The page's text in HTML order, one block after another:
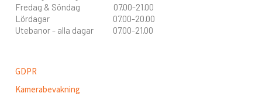
Fredag & Söndag 07.00-21.00
Lördagar 07.00-20.00
Utebanor - alla dagar 07.00-21.00
GDPR
Kamerabevakning